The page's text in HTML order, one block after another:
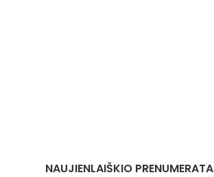
NAUJIENLAIŠKIO PRENUMERATA